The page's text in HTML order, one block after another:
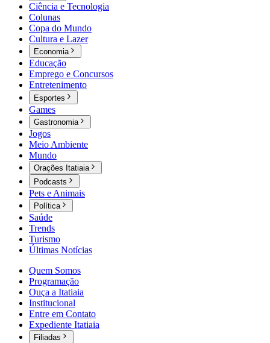
Ciência e Tecnologia
Colunas
Copa do Mundo
Cultura e Lazer
Economia
Educação
Emprego e Concursos
Entretenimento
Esportes
Games
Gastronomia
Jogos
Meio Ambiente
Mundo
Orações Itatiaia
Podcasts
Pets e Animais
Política
Saúde
Trends
Turismo
Últimas Notícias
Quem Somos
Programação
Ouça a Itatiaia
Institucional
Entre em Contato
Expediente Itatiaia
Filiadas